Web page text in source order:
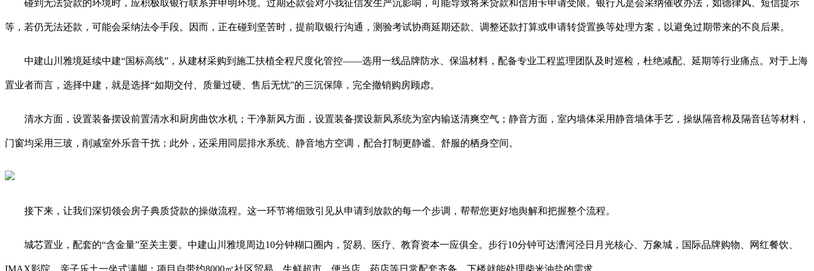
碰到无法贷款的环境时，应积极取银行联系并申明环境。过期还款会对小我征信发生严沉影响，可能导致将来贷款和信用卡申请受限。银行凡是会采纳催收办法，如德律风、短信提示
等，若仍无法还款，可能会采纳法令手段。因而，正在碰到坚苦时，提前取银行沟通，测验考试协商延期还款、调整还款打算或申请转贷置换等处理方案，以避免过期带来的不良后果。
中建山川雅境延续中建“国标高线”，从建材采购到施工扶植全程尺度化管控——选用一线品牌防水、保温材料，配备专业工程监理团队及时巡检，杜绝减配、延期等行业痛点。对于上海
置业者而言，选择中建，就是选择“如期交付、质量过硬、售后无忧”的三沉保障，完全撤销购房顾虑。
清水方面，设置装备摆设前置清水和厨房曲饮水机；干净新风方面，设置装备摆设新风系统为室内输送清爽空气；静音方面，室内墙体采用静音墙体手艺，操纵隔音棉及隔音毡等材料，
门窗均采用三玻，削减室外乐音干扰；此外，还采用同层排水系统、静音地方空调，配合打制更静谧、舒服的栖身空间。
接下来，让我们深切领会房子典质贷款的操做流程。这一环节将细致引见从申请到放款的每一个步调，帮帮您更好地舆解和把握整个流程。
城芯置业，配套的“含金量”至关主要。中建山川雅境周边10分钟糊口圈内，贸易、医疗、教育资本一应俱全。步行10分钟可达漕河泾日月光核心、万象城，国际品牌购物、网红餐饮、